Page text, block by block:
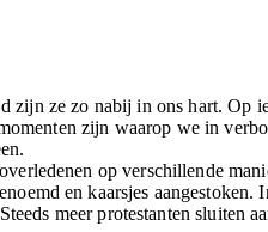
ze zo nabij in ons hart. Op
zijn waarop we in
op verschillende
en kaarsjes aangestoken.
meer protestanten sluiten